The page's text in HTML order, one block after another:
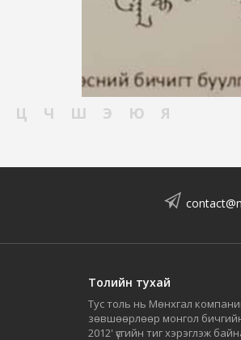
Ц Ч Ш Э Ю Я
Толийн тухай
Тус толь нь Мөнхгал
зөвшөөрлөөр монгол
2012' үсгийн тиг хэрэглэж